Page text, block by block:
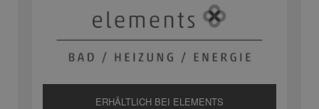
ERHÄLTLICH BEI ELEMENTS